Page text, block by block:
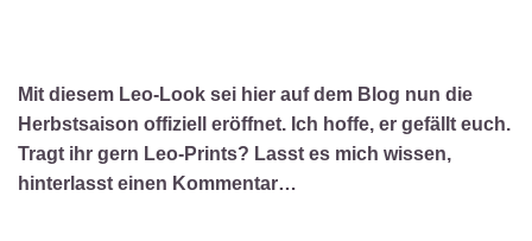
Mit diesem Leo-Look sei hier auf dem Blog nun die
Herbstsaison offiziell eröffnet. Ich hoffe, er gefällt euch.
Tragt ihr gern Leo-Prints? Lasst es mich wissen,
hinterlasst einen Kommentar…